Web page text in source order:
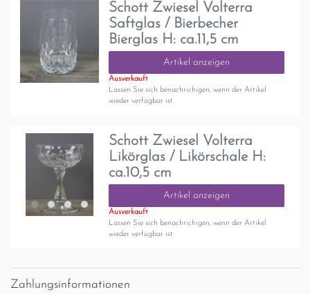
Schott Zwiesel Volterra
Saftglas / Bierbecher
Bierglas H: ca.11,5 cm
Artikel anzeigen
Ausverkauft
Lassen Sie sich benachrichigen, wenn der Artikel
wieder verfügbar ist.
Schott Zwiesel Volterra
Likörglas / Likörschale H:
ca.10,5 cm
Artikel anzeigen
Ausverkauft
Lassen Sie sich benachrichigen, wenn der Artikel
wieder verfügbar ist.
Zahlungsinformationen